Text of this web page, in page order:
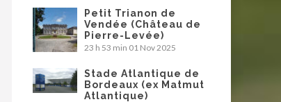
Petit Trianon de
Vendée (Château de
Pierre-Levée)
23 h 53 min 01 Nov 2025
Stade Atlantique de
Bordeaux (ex Matmut
Atlantique)